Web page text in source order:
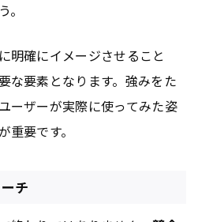
明確にイメージさせること
な要素となります。強みをた
ーザーが実際に使ってみた姿
要です。
チ